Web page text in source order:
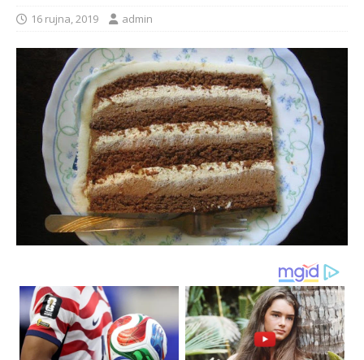
16 rujna, 2019 admin